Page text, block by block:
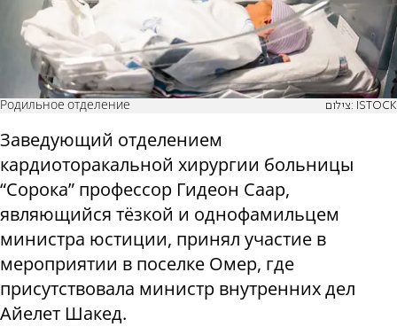
Родильное отделение צילום: ISTOCK
Заведующий отделением
кардиоторакальной хирургии больницы
“Сорока” профессор Гидеон Саар,
являющийся тёзкой и однофамильцем
министра юстиции, принял участие в
мероприятии в поселке Омер, где
присутствовала министр внутренних дел
Айелет Шакед.